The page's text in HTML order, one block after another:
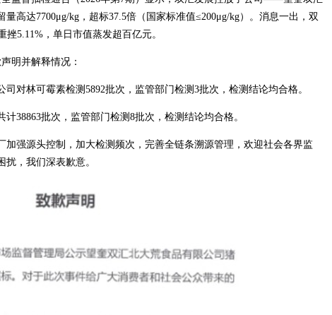
高达7700μg/kg，超标37.5倍（国家标准值≤200μg/kg）。消息一出，双
5.11%，单日市值蒸发超百亿元。
明并解释情况：
对林可霉素检测5892批次，监管部门检测3批次，检测结论均合格。
38863批次，监管部门检测8批次，检测结论均合格。
强源头控制，加大检测频次，完善全链条溯源管理，欢迎社会各界监
，我们深表歉意。